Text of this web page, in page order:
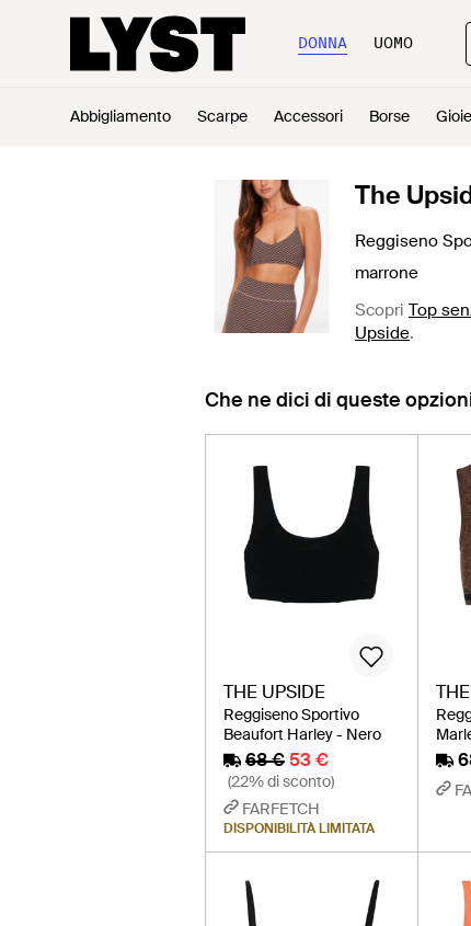
DONNA UOMO
Abbigliamento Scarpe Accessori Borse
The
Reggiseno
marrone
Scopri Top
Upside.
Che ne dici di queste
THE UPSIDE
Reggiseno Sportivo
Beaufort Harley - Nero
68 €53 €
(22% di sconto)
FARFETCH
DISPONIBILITÀ LIMITATA